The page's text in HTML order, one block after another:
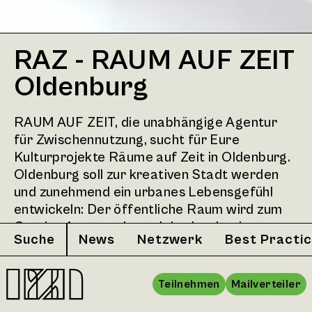
Suche News Netzwerk Best
Teilnehmen Mailverteiler
RAZ - RAUM AUF ZEIT
Oldenburg
RAUM AUF ZEIT, die unabhängige Agentur
für Zwischennutzung, sucht für Eure
Kulturprojekte Räume auf Zeit in Oldenburg.
Oldenburg soll zur kreativen Stadt werden
und zunehmend ein urbanes Lebensgefühl
entwickeln: Der öffentliche Raum wird zum
Ort des Austauschs und der Inspiration.
Kreative Köpfe suchen diese lebendige und
Zwischennutzung bietet diesen Freiraum für
Utopien, Improvisation, Trial and Error und